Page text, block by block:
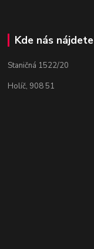
Kde nás nájdete
Staničná 1522/20
Holíč, 908 51